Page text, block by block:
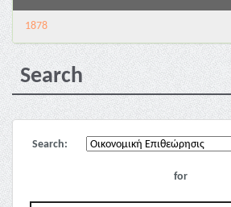
1878
Search
Search:
for